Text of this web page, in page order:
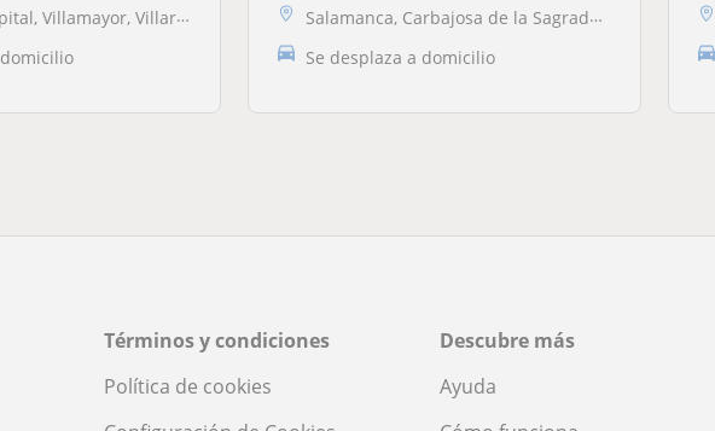
Villares de la Reina
Salamanca, Carbajosa de la Sagrada, Santa Marta de Tormes, Villamayor
Se desplaza a domicilio
Términos y condiciones
Política de cookies
Descubre más
Ayuda